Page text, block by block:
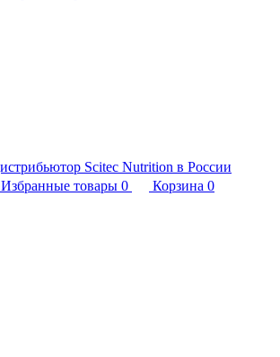
Избранные товары 0 Корзина 0